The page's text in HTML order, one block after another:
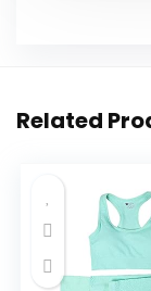
Related